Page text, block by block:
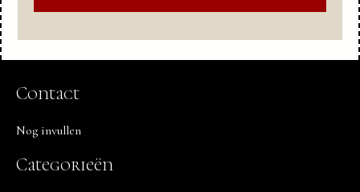
Contact
Nog invullen
Categorieën